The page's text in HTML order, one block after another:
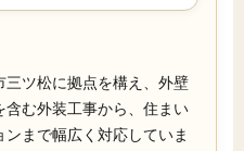
ツ松に拠点を構え、外壁
む外装工事から、住まい
まで幅広く対応していま